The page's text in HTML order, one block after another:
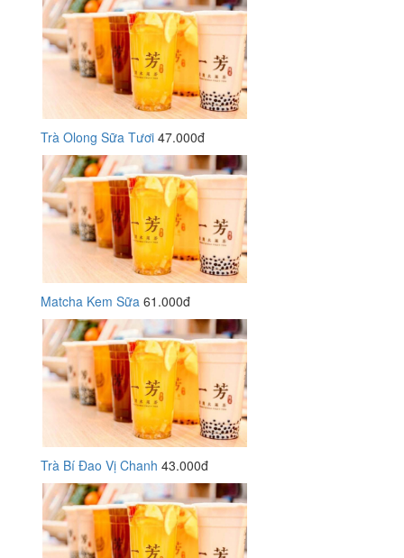
Trà Olong Sữa Tươi 47.000đ
Matcha Kem Sữa 61.000đ
Trà Bí Đao Vị Chanh 43.000đ